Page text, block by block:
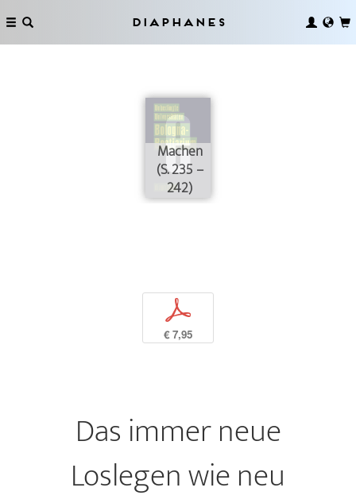
Diaphanes
Machen
(S. 235 –
242)
p
€ 7,95
Das immer neue
Loslegen wie neu